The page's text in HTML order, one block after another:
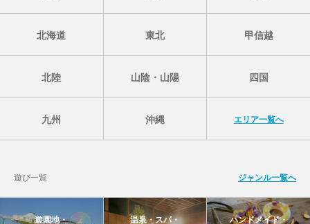
北海道 東北 甲信越
北陸 山陰・山陽 四国
九州 沖縄 エリア一覧へ
遊び一覧 ジャンル一覧へ
遊園地・
温泉・スパ・
ハンドメイド・